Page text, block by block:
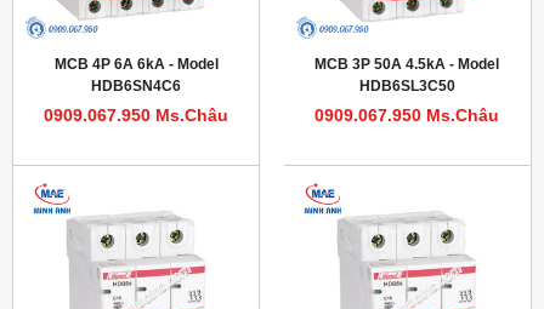
MCB 4P 6A 6kA - Model
HDB6SN4C6
0909.067.950 Ms.Châu
MCB 3P 50A 4.5kA - Model
HDB6SL3C50
0909.067.950 Ms.Châu